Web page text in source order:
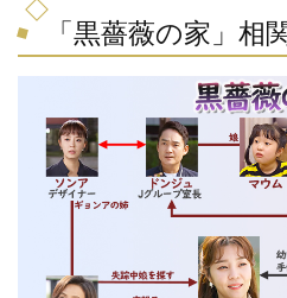
「黒薔薇の家」相